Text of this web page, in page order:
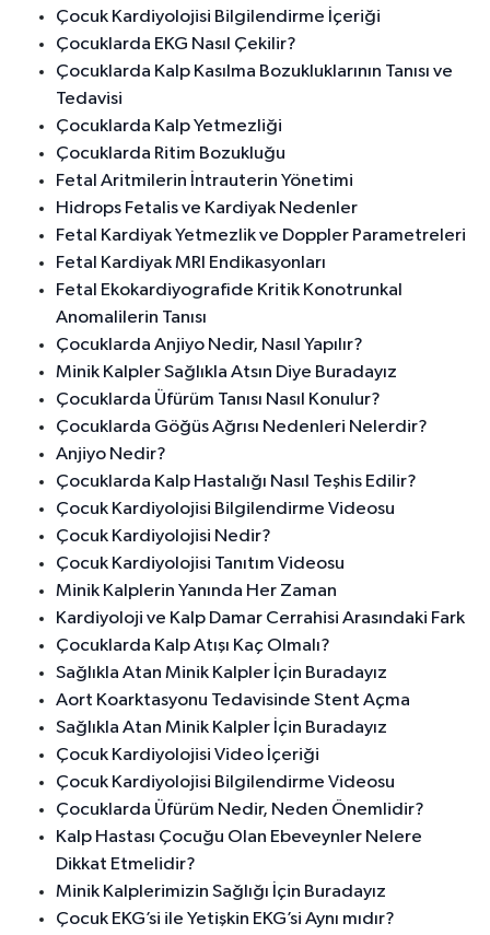
Çocuk Kardiyolojisi Bilgilendirme İçeriği
Çocuklarda EKG Nasıl Çekilir?
Çocuklarda Kalp Kasılma Bozukluklarının Tanısı ve
Tedavisi
Çocuklarda Kalp Yetmezliği
Çocuklarda Ritim Bozukluğu
Fetal Aritmilerin İntrauterin Yönetimi
Hidrops Fetalis ve Kardiyak Nedenler
Fetal Kardiyak Yetmezlik ve Doppler Parametreleri
Fetal Kardiyak MRI Endikasyonları
Fetal Ekokardiyografide Kritik Konotrunkal
Anomalilerin Tanısı
Çocuklarda Anjiyo Nedir, Nasıl Yapılır?
Minik Kalpler Sağlıkla Atsın Diye Buradayız
Çocuklarda Üfürüm Tanısı Nasıl Konulur?
Çocuklarda Göğüs Ağrısı Nedenleri Nelerdir?
Anjiyo Nedir?
Çocuklarda Kalp Hastalığı Nasıl Teşhis Edilir?
Çocuk Kardiyolojisi Bilgilendirme Videosu
Çocuk Kardiyolojisi Nedir?
Çocuk Kardiyolojisi Tanıtım Videosu
Minik Kalplerin Yanında Her Zaman
Kardiyoloji ve Kalp Damar Cerrahisi Arasındaki Fark
Çocuklarda Kalp Atışı Kaç Olmalı?
Sağlıkla Atan Minik Kalpler İçin Buradayız
Aort Koarktasyonu Tedavisinde Stent Açma
Sağlıkla Atan Minik Kalpler İçin Buradayız
Çocuk Kardiyolojisi Video İçeriği
Çocuk Kardiyolojisi Bilgilendirme Videosu
Çocuklarda Üfürüm Nedir, Neden Önemlidir?
Kalp Hastası Çocuğu Olan Ebeveynler Nelere
Dikkat Etmelidir?
Minik Kalplerimizin Sağlığı İçin Buradayız
Çocuk EKG’si ile Yetişkin EKG’si Aynı mıdır?